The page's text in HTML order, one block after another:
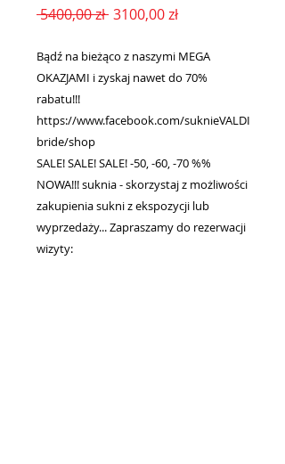
5400,00 zł Regularna
3100,00 złCena
Bądź na bieżąco z naszymi MEGA
OKAZJAMI i zyskaj nawet do 70%
rabatu!!!
https://www.facebook.com/suknieVALDI
bride/shop
SALE! SALE! SALE! -50, -60, -70 %%
NOWA!!! suknia - skorzystaj z możliwości
zakupienia sukni z ekspozycji lub
wyprzedaży... Zapraszamy do rezerwacji
wizyty: